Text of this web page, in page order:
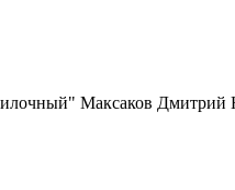
Максаков Дмитрий